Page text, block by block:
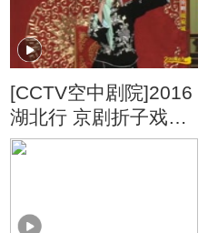
[CCTV空中剧院]2016
湖北行 京剧折子戏专
场（二） 京剧《战宛